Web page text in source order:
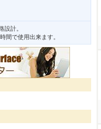
計。
間で使用出来ます。